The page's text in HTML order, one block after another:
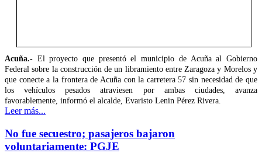
Acuña.- El proyecto que presentó el municipio de Acuña al Gobierno
Federal sobre la construcción de un libramiento entre Zaragoza y Morelos y
que conecte a la frontera de Acuña con la carretera 57 sin necesidad de que
los vehículos pesados atraviesen por ambas ciudades, avanza
favorablemente, informó el alcalde, Evaristo Lenin Pérez Rivera.
Leer más...
No fue secuestro; pasajeros bajaron
voluntariamente: PGJE